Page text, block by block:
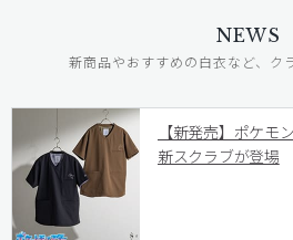
NEWS
新商品やおすすめの白衣など、ク
【新発売】ポケモ
新スクラブが登場